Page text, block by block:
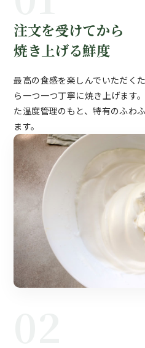
注文を受けてから
焼き上げる鮮度
最高の食感を楽しんでいただく
ら一つ一つ丁寧に焼き上げます
た温度管理のもと、特有のふわ
ます。